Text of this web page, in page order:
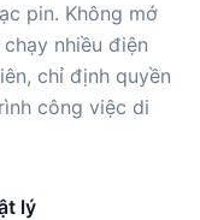
pin. Không mớ
nhiều điện
chỉ định quyền
công việc di
lý